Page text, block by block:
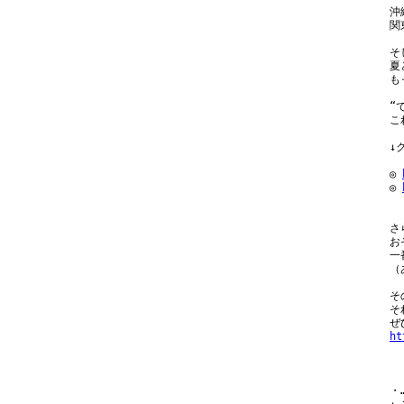
沖
関
そ
夏
も
“
こ
↓
◎
◎
さ
お
一
そ
そ